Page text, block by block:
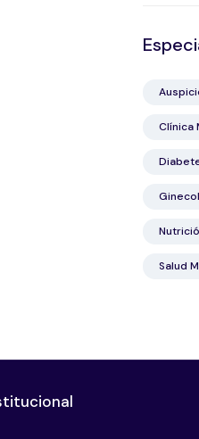
Clínica
Salud